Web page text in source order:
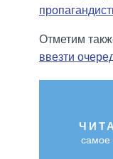
Отметим
ввезти
самое